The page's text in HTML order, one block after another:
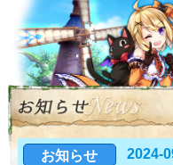
お知らせ 2024-